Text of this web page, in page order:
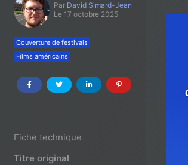
Par David Simard-Jean
Le 17 octobre 2025
Couverture de festivals
Films américains
Fiche technique
Titre original